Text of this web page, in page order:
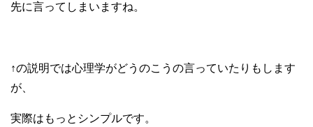
先に言ってしまいますね。
↑の説明では心理学がどうのこうの言っていたりもします
が、
実際はもっとシンプルです。